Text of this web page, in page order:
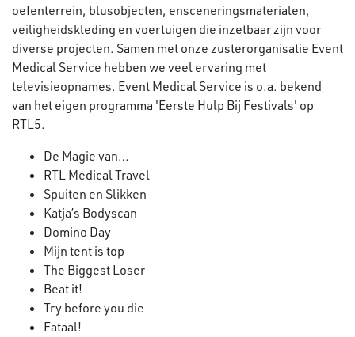
oefenterrein, blusobjecten, ensceneringsmaterialen,
veiligheidskleding en voertuigen die inzetbaar zijn voor
diverse projecten. Samen met onze zusterorganisatie Event
Medical Service hebben we veel ervaring met
televisieopnames. Event Medical Service is o.a. bekend
van het eigen programma 'Eerste Hulp Bij Festivals' op
RTL5.
De Magie van…
RTL Medical Travel
Spuiten en Slikken
Katja’s Bodyscan
Domino Day
Mijn tent is top
The Biggest Loser
Beat it!
Try before you die
Fataal!